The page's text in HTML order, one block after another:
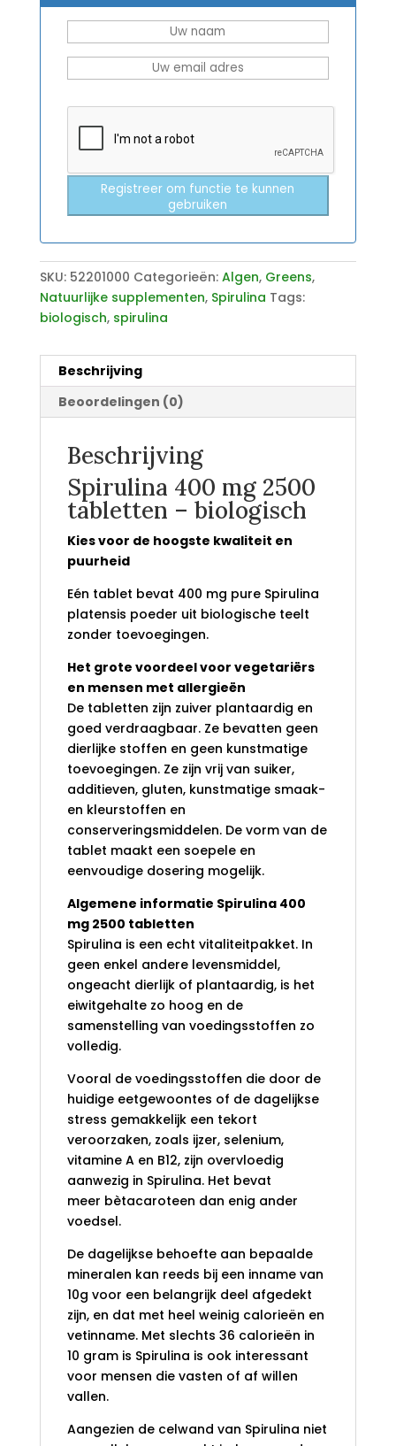
Registreer om functie te kunnen
gebruiken
SKU: 52201000 Categorieën: Algen, Greens,
Natuurlijke supplementen, Spirulina Tags:
biologisch, spirulina
Beschrijving
Beoordelingen (0)
Beschrijving
Spirulina 400 mg 2500
tabletten – biologisch
Kies voor de hoogste kwaliteit en
puurheid
Eén tablet bevat 400 mg pure Spirulina
platensis poeder uit biologische teelt
zonder toevoegingen.
Het grote voordeel voor vegetariërs
en mensen met allergieën
De tabletten zijn zuiver plantaardig en
goed verdraagbaar. Ze bevatten geen
dierlijke stoffen en geen kunstmatige
toevoegingen. Ze zijn vrij van suiker,
additieven, gluten, kunstmatige smaak-
en kleurstoffen en
conserveringsmiddelen. De vorm van de
tablet maakt een soepele en
eenvoudige dosering mogelijk.
Algemene informatie Spirulina 400
mg 2500 tabletten
Spirulina is een echt vitaliteitpakket. In
geen enkel andere levensmiddel,
ongeacht dierlijk of plantaardig, is het
eiwitgehalte zo hoog en de
samenstelling van voedingsstoffen zo
volledig.
Vooral de voedingsstoffen die door de
huidige eetgewoontes of de dagelijkse
stress gemakkelijk een tekort
veroorzaken, zoals ijzer, selenium,
vitamine A en B12, zijn overvloedig
aanwezig in Spirulina. Het bevat
meer bètacaroteen dan enig ander
voedsel.
De dagelijkse behoefte aan bepaalde
mineralen kan reeds bij een inname van
10g voor een belangrijk deel afgedekt
zijn, en dat met heel weinig calorieën en
vetinname. Met slechts 36 calorieën in
10 gram is Spirulina is ook interessant
voor mensen die vasten of af willen
vallen.
Aangezien de celwand van Spirulina niet